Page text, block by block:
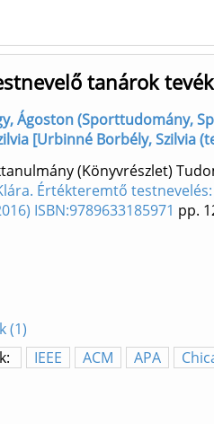
tanárok
Ágoston (Sporttudomány,
[Urbinné Borbély, Szilvia
(Könyvrészlet)
Értékteremtő
ISBN:9789633185971 pp.
(1)
IEEE ACM APA